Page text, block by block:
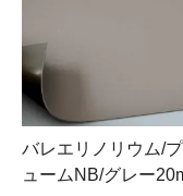
バレエリノリウム/プ
ュームNB/グレー